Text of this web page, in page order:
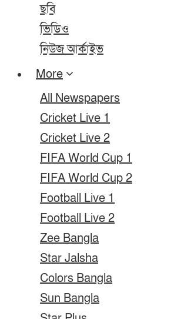
ছবি
ভিডিও
নিউজ আর্কাইভ
More
All Newspapers
Cricket Live 1
Cricket Live 2
FIFA World Cup 1
FIFA World Cup 2
Football Live 1
Football Live 2
Zee Bangla
Star Jalsha
Colors Bangla
Sun Bangla